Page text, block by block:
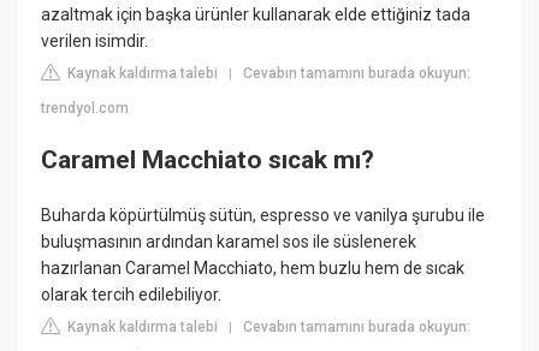
azaltmak için başka ürünler kullanarak elde ettiğiniz tada
verilen isimdir.
Kaynak kaldırma talebi |Cevabın tamamını burada okuyun:
trendyol.com
Caramel Macchiato sıcak mı?
Buharda köpürtülmüş sütün, espresso ve vanilya şurubu ile
buluşmasının ardından karamel sos ile süslenerek
hazırlanan Caramel Macchiato, hem buzlu hem de sıcak
olarak tercih edilebiliyor.
Kaynak kaldırma talebi |Cevabın tamamını burada okuyun: